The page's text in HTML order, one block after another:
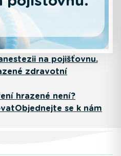
na pojišťovnu.
zdravotní
hrazené není?
Objednejte se k nám